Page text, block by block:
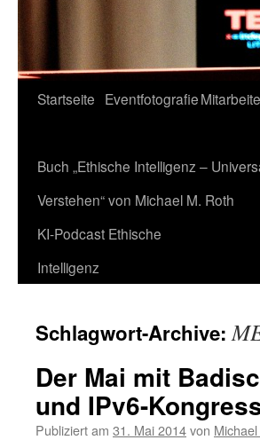
Zum
springen
Startseite Eventfotografie
Buch „Ethische Intelligenz –
Verstehen“ von Michael M. Roth
KI-Podcast Ethische
Intelligenz
Schlagwort-Archive:
Der Mai mit
und IPv6-
Publiziert am 31. Mai 2014von